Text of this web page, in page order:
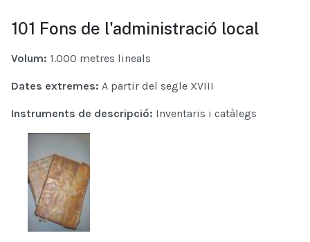
101 Fons de l'administració local
Volum: 1.000 metres lineals
Dates extremes: A partir del segle XVIII
Instruments de descripció: Inventaris i catàlegs